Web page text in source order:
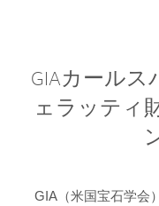
GIAカール
ェラッティ
GIA（米国宝石学会